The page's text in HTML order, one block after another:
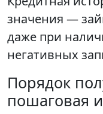
значения —
даже при
негативных
Порядок
пошаговая